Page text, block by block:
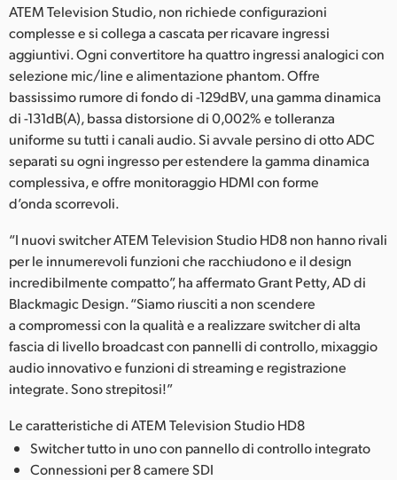
ATEM Television Studio, non richiede configurazioni
complesse e si collega a cascata per ricavare ingressi
aggiuntivi. Ogni convertitore ha quattro ingressi analogici con
selezione mic/line e alimentazione phantom. Offre
bassissimo rumore di fondo di -129dBV, una gamma dinamica
di -131dB(A), bassa distorsione di 0,002% e tolleranza
uniforme su tutti i canali audio. Si avvale persino di otto ADC
separati su ogni ingresso per estendere la gamma dinamica
complessiva, e offre monitoraggio HDMI con forme
d’onda scorrevoli.
“I nuovi switcher ATEM Television Studio HD8 non hanno rivali
per le innumerevoli funzioni che racchiudono e il design
incredibilmente compatto”, ha affermato Grant Petty, AD di
Blackmagic Design. “Siamo riusciti a non scendere
a compromessi con la qualità e a realizzare switcher di alta
fascia di livello broadcast con pannelli di controllo, mixaggio
audio innovativo e funzioni di streaming e registrazione
integrate. Sono strepitosi!”
Le caratteristiche di ATEM Television Studio HD8
Switcher tutto in uno con pannello di controllo integrato
Connessioni per 8 camere SDI